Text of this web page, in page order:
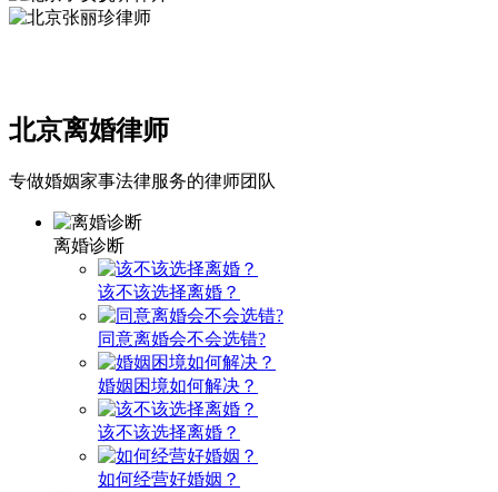
北京离婚律师
专做婚姻家事法律服务的律师团队
离婚诊断
该不该选择离婚？
同意离婚会不会选错?
婚姻困境如何解决？
该不该选择离婚？
如何经营好婚姻？